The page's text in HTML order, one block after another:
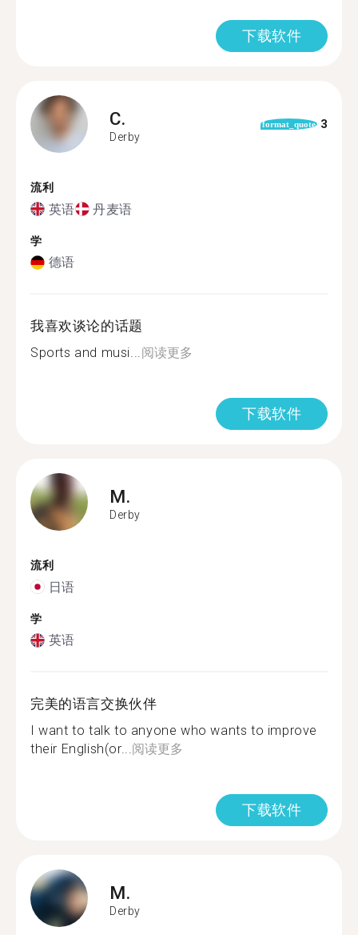
下载软件
C.
Derby
format_quote 3
流利
英语 丹麦语
学
德语
我喜欢谈论的话题
Sports and musi...阅读更多
下载软件
M.
Derby
流利
日语
学
英语
完美的语言交换伙伴
I want to talk to anyone who wants to improve
their English(or...阅读更多
下载软件
M.
Derby